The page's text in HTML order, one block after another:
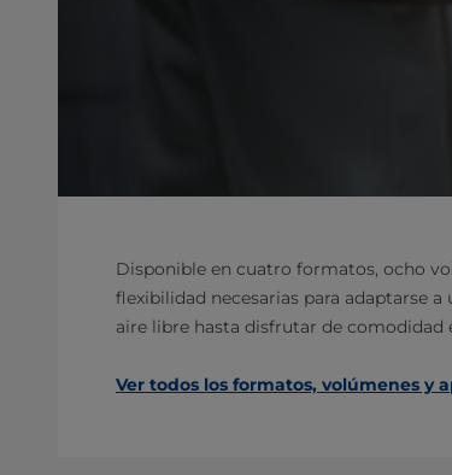
Disponible en cuatro formatos, ocho
flexibilidad necesarias para adaptarse
aire libre hasta disfrutar de comodidad
Ver todos los formatos, volúmenes y